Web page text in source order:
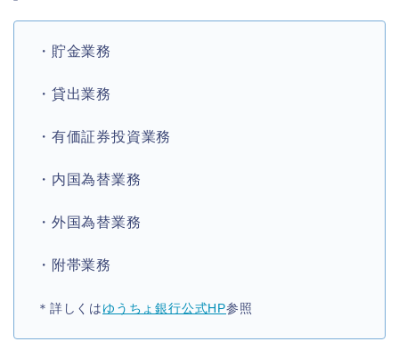
・貯金業務
・貸出業務
・有価証券投資業務
・内国為替業務
・外国為替業務
・附帯業務
＊詳しくはゆうちょ銀行公式HP参照